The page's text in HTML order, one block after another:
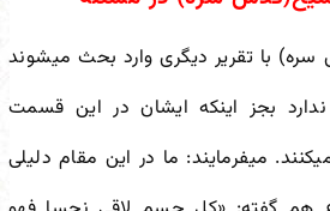
با تقریر دیگری وارد بحث میشوند
بجز اینکه ایشان در این قسمت
کنند. میفرمایند: ما در این مقام دلیلی